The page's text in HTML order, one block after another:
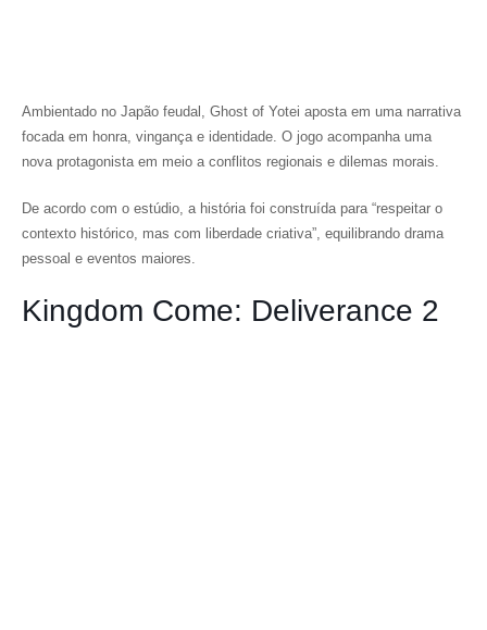
Ambientado no Japão feudal, Ghost of Yotei aposta em uma narrativa
focada em honra, vingança e identidade. O jogo acompanha uma
nova protagonista em meio a conflitos regionais e dilemas morais.
De acordo com o estúdio, a história foi construída para “respeitar o
contexto histórico, mas com liberdade criativa”, equilibrando drama
pessoal e eventos maiores.
Kingdom Come: Deliverance 2